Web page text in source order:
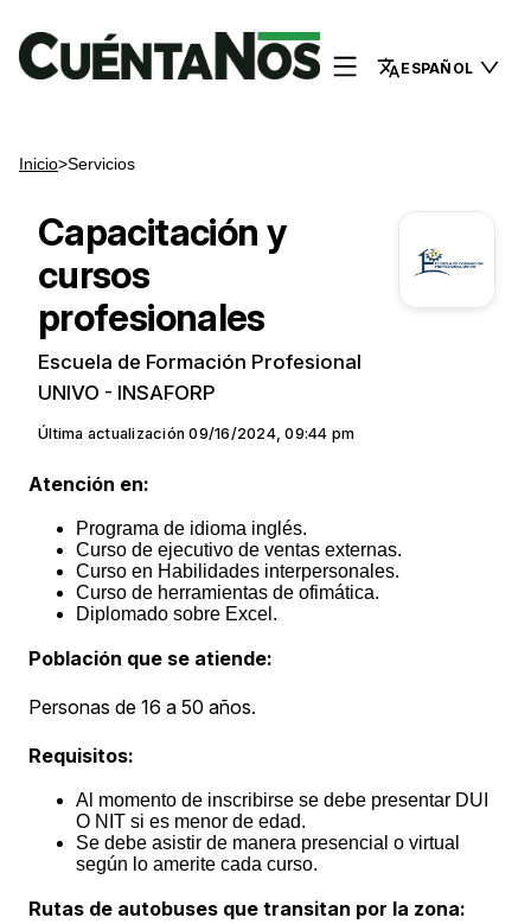
ESPAÑOL
Inicio>Servicios
Capacitación y
cursos
profesionales
Escuela de Formación Profesional
UNIVO - INSAFORP
Última actualización 09/16/2024, 09:44 pm
Atención en:
Programa de idioma inglés.
Curso de ejecutivo de ventas externas.
Curso en Habilidades interpersonales.
Curso de herramientas de ofimática.
Diplomado sobre Excel.
Población que se atiende:
Personas de 16 a 50 años.
Requisitos:
Al momento de inscribirse se debe presentar DUI
O NIT si es menor de edad.
Se debe asistir de manera presencial o virtual
según lo amerite cada curso.
Rutas de autobuses que transitan por la zona: